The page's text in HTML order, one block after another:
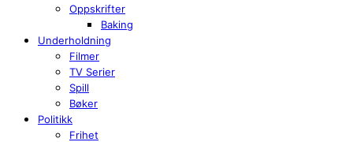
Oppskrifter
Baking
Underholdning
Filmer
TV Serier
Spill
Bøker
Politikk
Frihet